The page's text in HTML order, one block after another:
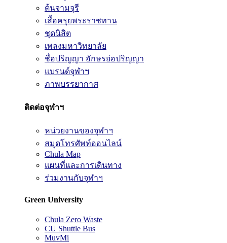
ต้นจามจุรี
เสื้อครุยพระราชทาน
ชุดนิสิต
เพลงมหาวิทยาลัย
ชื่อปริญญา อักษรย่อปริญญา
แบรนด์จุฬาฯ
ภาพบรรยากาศ
ติดต่อจุฬาฯ
หน่วยงานของจุฬาฯ
สมุดโทรศัพท์ออนไลน์
Chula Map
แผนที่และการเดินทาง
ร่วมงานกับจุฬาฯ
Green University
Chula Zero Waste
CU Shuttle Bus
MuvMi